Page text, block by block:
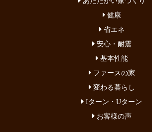
健康
省エネ
安心・耐震
基本性能
ファースの家
変わる暮らし
Iターン・Uターン
お客様の声